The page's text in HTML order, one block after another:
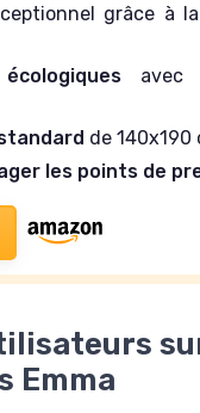
grâce à
avec
de 140x190
les points de
Emma